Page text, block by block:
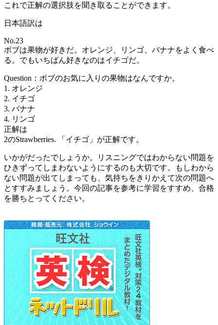
これで正解の選択肢を聞き取ることができます。
日本語訳は
No.23
ボブは果物が好きだ。オレンジ、リンゴ、バナナをよく食べ
る。でもいちばん好きなのはイチゴだ。
Question：ボブのお気に入りの果物はなんですか。
1. オレンジ
2. イチゴ
3. バナナ
4. リンゴ
正解は
2のStrawberries. 「イチゴ」が正解です。
いかがだったでしょうか。リスニングではわからない問題を
ひきずってしまわないようにするのも大切です。もしわから
ない問題が出てしまっても、気持ちをきりかえて次の問題へ
とすすみましょう。今回の記事を参考に学習をすすめ、合格
を勝ちとってください。